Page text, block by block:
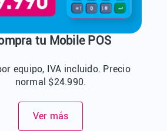
tu Mobile POS
equipo, IVA incluido. Precio
normal $24.990.
Ver más